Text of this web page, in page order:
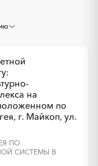
на
по
г. Майкоп, ул.
ПО
СИСТЕМЫ В